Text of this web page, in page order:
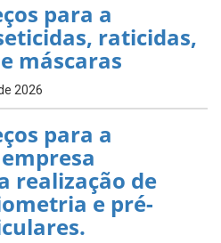
para a
raticidas,
máscaras
2026
para a
realização de
e pré-